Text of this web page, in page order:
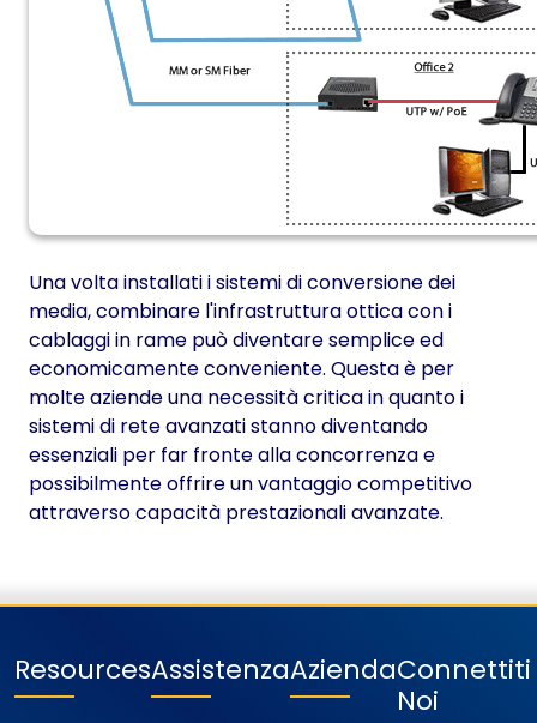
Una volta installati i sistemi di conversione dei
media, combinare l'infrastruttura ottica con i
cablaggi in rame può diventare semplice ed
economicamente conveniente. Questa è per
molte aziende una necessità critica in quanto i
sistemi di rete avanzati stanno diventando
essenziali per far fronte alla concorrenza e
possibilmente offrire un vantaggio competitivo
attraverso capacità prestazionali avanzate.
ResourcesAssistenzaAziendaConnettiti
Noi